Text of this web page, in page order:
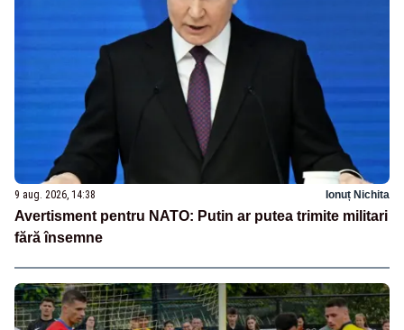
9 aug. 2026, 14:38 Ionuț Nichita
Avertisment pentru NATO: Putin ar putea trimite militari
fără însemne